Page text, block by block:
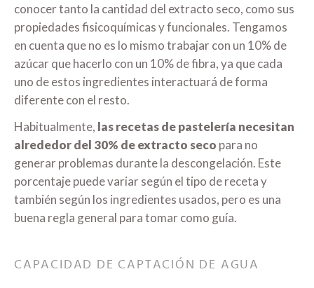
conocer tanto la cantidad del extracto seco, como sus
propiedades fisicoquímicas y funcionales. Tengamos
en cuenta que no es lo mismo trabajar con un 10% de
azúcar que hacerlo con un 10% de fibra, ya que cada
uno de estos ingredientes interactuará de forma
diferente con el resto.
Habitualmente, las recetas de pastelería necesitan
alrededor del 30% de extracto seco para no
generar problemas durante la descongelación. Este
porcentaje puede variar según el tipo de receta y
también según los ingredientes usados, pero es una
buena regla general para tomar como guía.
CAPACIDAD DE CAPTACIÓN DE AGUA